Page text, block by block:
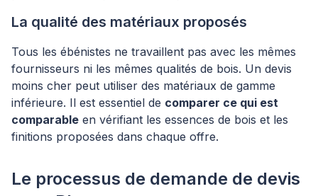
La qualité des matériaux proposés
Tous les ébénistes ne travaillent pas avec les mêmes
fournisseurs ni les mêmes qualités de bois. Un devis
moins cher peut utiliser des matériaux de gamme
inférieure. Il est essentiel de comparer ce qui est
comparable en vérifiant les essences de bois et les
finitions proposées dans chaque offre.
Le processus de demande de devis